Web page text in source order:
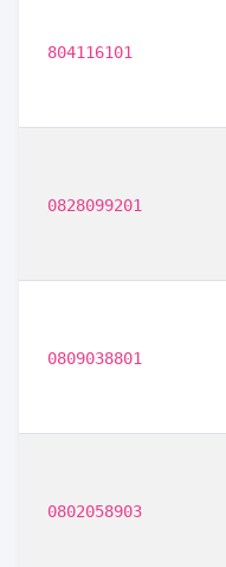
804116101
0828099201
0809038801
0802058903